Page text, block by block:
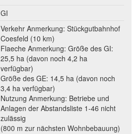
GI
Verkehr Anmerkung: Stückgutbahnhof
Coesfeld (10 km)
Flaeche Anmerkung: Größe des GI:
25,5 ha (davon noch 4,2 ha
verfügbar)
Größe des GE: 14,5 ha (davon noch
3,4 ha verfügbar)
Nutzung Anmerkung: Betriebe und
Anlagen der Abstandsliste 1-46 nicht
zulässig
(800 m zur nächsten Wohnbebauung)